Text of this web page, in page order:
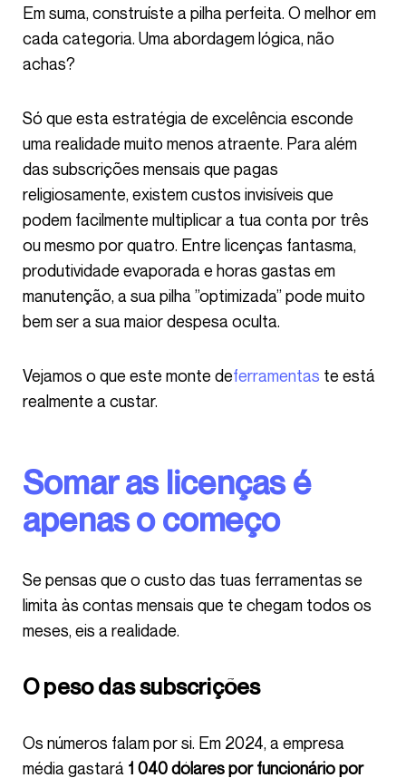
Em suma, construíste a pilha perfeita. O melhor em
cada categoria. Uma abordagem lógica, não
achas?
Só que esta estratégia de excelência esconde
uma realidade muito menos atraente. Para além
das subscrições mensais que pagas
religiosamente, existem custos invisíveis que
podem facilmente multiplicar a tua conta por três
ou mesmo por quatro. Entre licenças fantasma,
produtividade evaporada e horas gastas em
manutenção, a sua pilha ”optimizada” pode muito
bem ser a sua maior despesa oculta.
Vejamos o que este monte deferramentas te está
realmente a custar.
Somar as licenças é
apenas o começo
Se pensas que o custo das tuas ferramentas se
limita às contas mensais que te chegam todos os
meses, eis a realidade.
O peso das subscrições
Os números falam por si. Em 2024, a empresa
média gastará 1 040 dólares por funcionário por